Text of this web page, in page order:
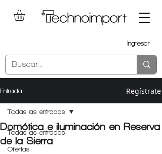
Ingresar
Entrada Regístrate
Todas las entradas
Ofertas
Todas las entradas
Domótica e iluminación en Reserva
de la Sierra